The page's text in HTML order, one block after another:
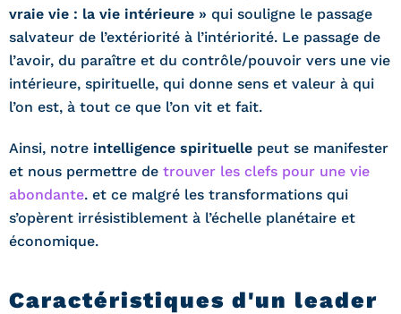
vraie vie : la vie intérieure » qui souligne le passage
salvateur de l’extériorité à l’intériorité. Le passage de
l’avoir, du paraître et du contrôle/pouvoir vers une vie
intérieure, spirituelle, qui donne sens et valeur à qui
l’on est, à tout ce que l’on vit et fait.
Ainsi, notre intelligence spirituelle peut se manifester
et nous permettre de trouver les clefs pour une vie
abondante. et ce malgré les transformations qui
s’opèrent irrésistiblement à l’échelle planétaire et
économique.
Caractéristiques d'un leader